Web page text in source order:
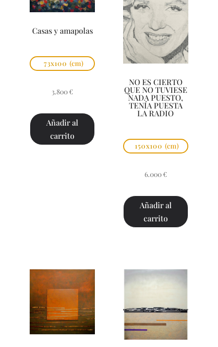
Casas y amapolas
73x100 (cm)
3.800 €
Añadir al
carrito
NO ES CIERTO
QUE NO TUVIESE
NADA PUESTO,
TENÍA PUESTA
LA RADIO
150x100 (cm)
6.000 €
Añadir al
carrito